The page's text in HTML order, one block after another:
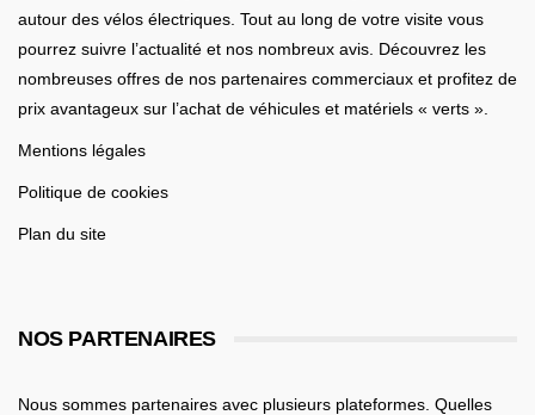
autour des vélos électriques. Tout au long de votre visite vous
pourrez suivre l’actualité et nos nombreux avis. Découvrez les
nombreuses offres de nos partenaires commerciaux et profitez de
prix avantageux sur l’achat de véhicules et matériels « verts ».
Mentions légales
Politique de cookies
Plan du site
NOS PARTENAIRES
Nous sommes partenaires avec plusieurs plateformes. Quelles